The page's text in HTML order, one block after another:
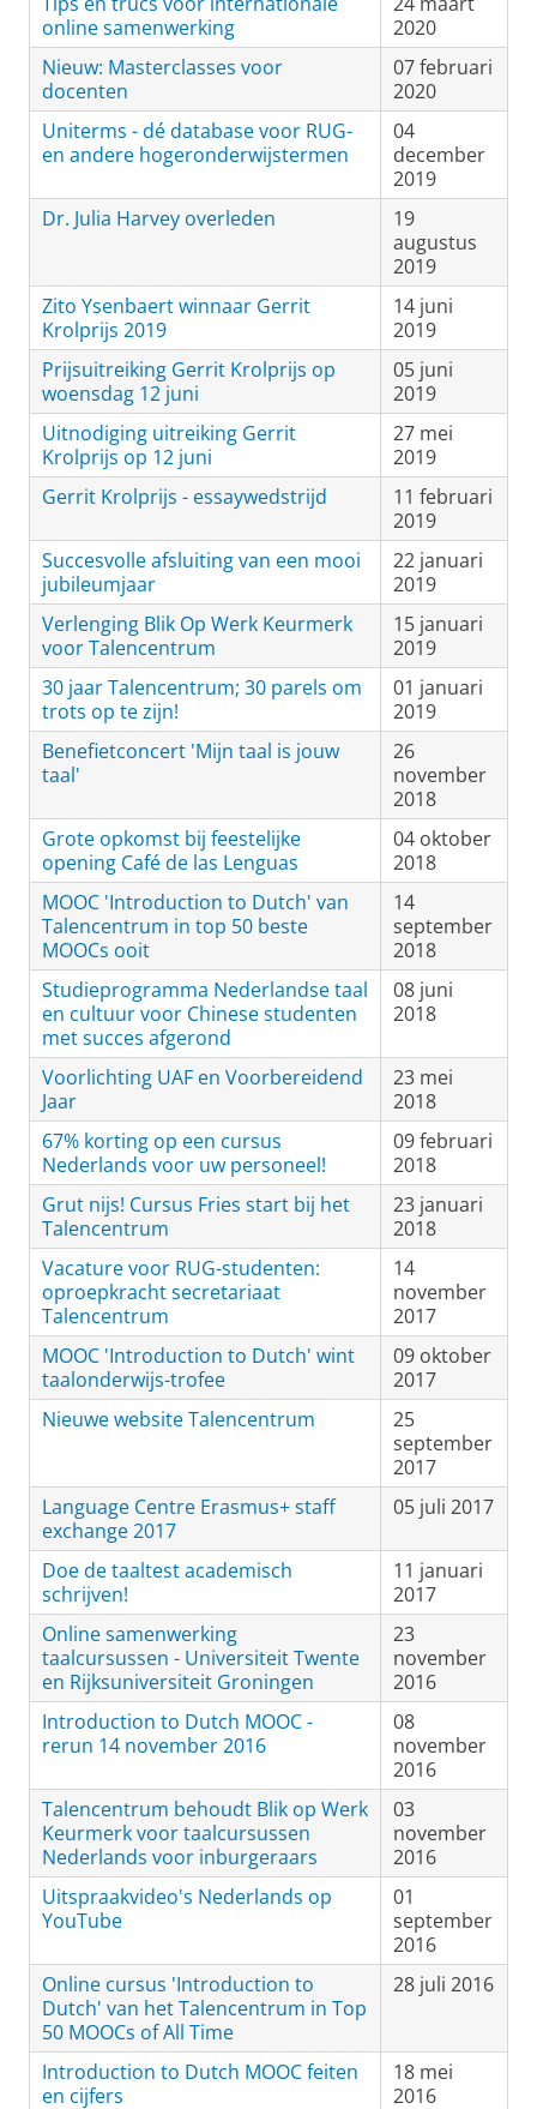
online samenwerking
2020
Nieuw: Masterclasses voor
docenten
07 februari
2020
Uniterms - dé database voor RUG-
en andere hogeronderwijstermen
04
december
2019
Dr. Julia Harvey overleden
19
augustus
2019
Zito Ysenbaert winnaar Gerrit
Krolprijs 2019
14 juni
2019
Prijsuitreiking Gerrit Krolprijs op
woensdag 12 juni
05 juni
2019
Uitnodiging uitreiking Gerrit
Krolprijs op 12 juni
27 mei
2019
Gerrit Krolprijs - essaywedstrijd
11 februari
2019
Succesvolle afsluiting van een mooi
jubileumjaar
22 januari
2019
Verlenging Blik Op Werk Keurmerk
voor Talencentrum
15 januari
2019
30 jaar Talencentrum; 30 parels om
trots op te zijn!
01 januari
2019
Benefietconcert 'Mijn taal is jouw
taal'
26
november
2018
Grote opkomst bij feestelijke
opening Café de las Lenguas
04 oktober
2018
MOOC 'Introduction to Dutch' van
Talencentrum in top 50 beste
MOOCs ooit
14
september
2018
Studieprogramma Nederlandse taal
en cultuur voor Chinese studenten
met succes afgerond
08 juni
2018
Voorlichting UAF en Voorbereidend
Jaar
23 mei
2018
67% korting op een cursus
Nederlands voor uw personeel!
09 februari
2018
Grut nijs! Cursus Fries start bij het
Talencentrum
23 januari
2018
Vacature voor RUG-studenten:
oproepkracht secretariaat
Talencentrum
14
november
2017
MOOC 'Introduction to Dutch' wint
taalonderwijs-trofee
09 oktober
2017
Nieuwe website Talencentrum
25
september
2017
Language Centre Erasmus+ staff
exchange 2017
05 juli 2017
Doe de taaltest academisch
schrijven!
11 januari
2017
Online samenwerking
taalcursussen - Universiteit Twente
en Rijksuniversiteit Groningen
23
november
2016
Introduction to Dutch MOOC -
rerun 14 november 2016
08
november
2016
Talencentrum behoudt Blik op Werk
Keurmerk voor taalcursussen
Nederlands voor inburgeraars
03
november
2016
Uitspraakvideo's Nederlands op
YouTube
01
september
2016
Online cursus 'Introduction to
Dutch' van het Talencentrum in Top
50 MOOCs of All Time
28 juli 2016
Introduction to Dutch MOOC feiten
en cijfers
18 mei
2016